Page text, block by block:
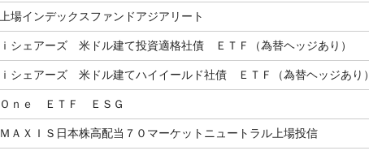
上場インデックスファンドアジアリート
ｉシェアーズ 米ドル建て投資適格社債 ＥＴＦ（為替ヘッジあり）
ｉシェアーズ 米ドル建てハイイールド社債 ＥＴＦ（為替ヘッジあり）
Ｏｎｅ ＥＴＦ ＥＳＧ
ＭＡＸＩＳ日本株高配当７０マーケットニュートラル上場投信